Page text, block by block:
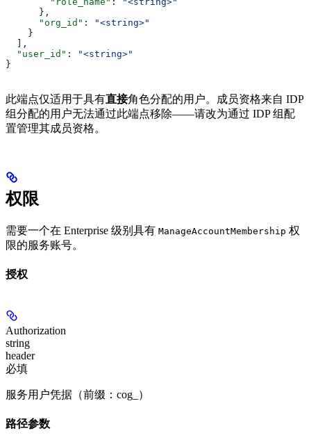
      },
      "org_id"
:
"<string>"
    }
  ],
  "user_id"
:
"<string>"
}
此端点仅适用于具有直接角色分配的用户。成员资格来自 IDP
组分配的用户无法通过此端点移除——请改为通过 IDP 组配
置管理其成员资格。
权限
需要一个在 Enterprise 级别具有 ManageAccountMembership 权
限的服务账号。
授权
Authorization
string
header
必填
服务用户凭据（前缀：cog_）
路径参数